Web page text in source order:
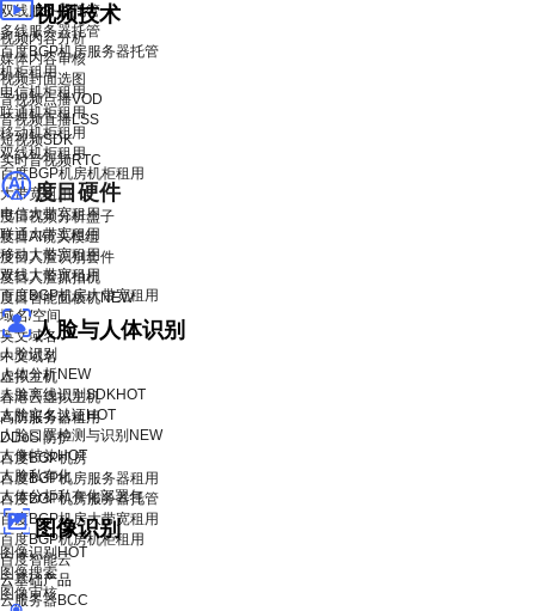
视频技术
视频内容分析
媒体内容审核
视频封面选图
音视频点播VOD
音视频直播LSS
短视频SDK
实时音视频RTC
度目硬件
度目视频分析盒子
度目AI镜头模组
度目人脸识别套件
度目人脸抓拍机
度目智能面板机NEW
人脸与人体识别
人脸识别
人体分析NEW
人脸离线识别SDKHOT
人脸实名认证HOT
人脸口罩检测与识别 NEW
人像特效HOT
人脸私有化
人体分析私有化部署包
图像识别
图像识别HOT
图像搜索
图像审核
双线服务器托管
多线服务器托管
百度BGP机房服务器托管
机柜租用
电信机柜租用
联通机柜租用
移动机柜租用
双线机柜租用
百度BGP机房机柜租用
大带宽租用
电信大带宽租用
联通大带宽租用
移动大带宽租用
双线大带宽租用
百度BGP机房大带宽租用
域名/空间
英文域名
中文域名
虚拟主机
香港云虚拟主机
高防服务器租用
DDoS 防护
百度BGP机房
百度BGP机房服务器租用
百度BGP机房服务器托管
百度BGP机房大带宽租用
百度BGP机房机柜租用
百度智能云
云基础产品
云服务器BCC